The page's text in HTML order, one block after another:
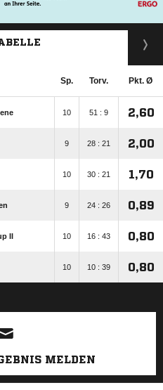
Sp. Torv. Pkt. Ø
10 51 : 9 2,60
9 28 : 21 2,00
10 30 : 21 1,70
9 24 : 26 0,89
II 10 16 : 43 0,80
10 10 : 39 0,80
MELDEN